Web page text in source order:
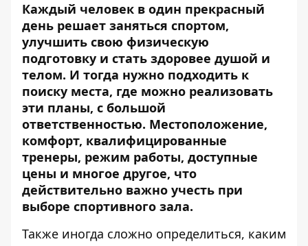
Каждый человек в один прекрасный
день решает заняться спортом,
улучшить свою физическую
подготовку и стать здоровее душой и
телом. И тогда нужно подходить к
поиску места, где можно реализовать
эти планы, с большой
ответственностью. Местоположение,
комфорт, квалифицированные
тренеры, режим работы, доступные
цены и многое другое, что
действительно важно учесть при
выборе спортивного зала.
Также иногда сложно определиться, каким